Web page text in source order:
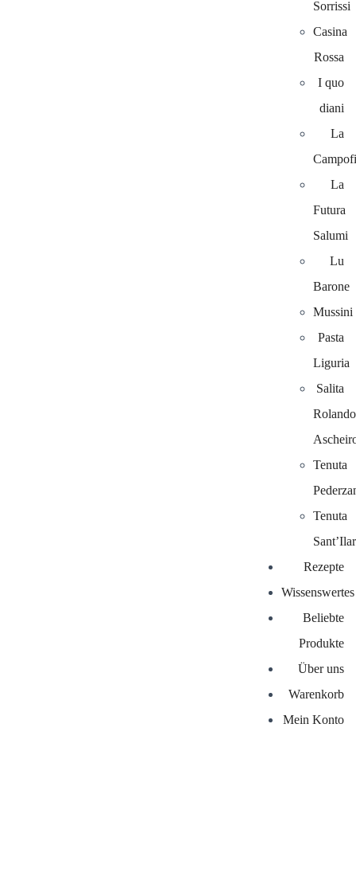
Sorrissi
Casina
Rossa
I quo
diani
La
La
Futura
Salumi
Lu
Barone
Mussini
Pasta
Liguria
Salita
Rolando
Tenuta
Tenuta
Rezepte
Wissenswertes
Beliebte
Produkte
Über uns
Warenkorb
Mein Konto